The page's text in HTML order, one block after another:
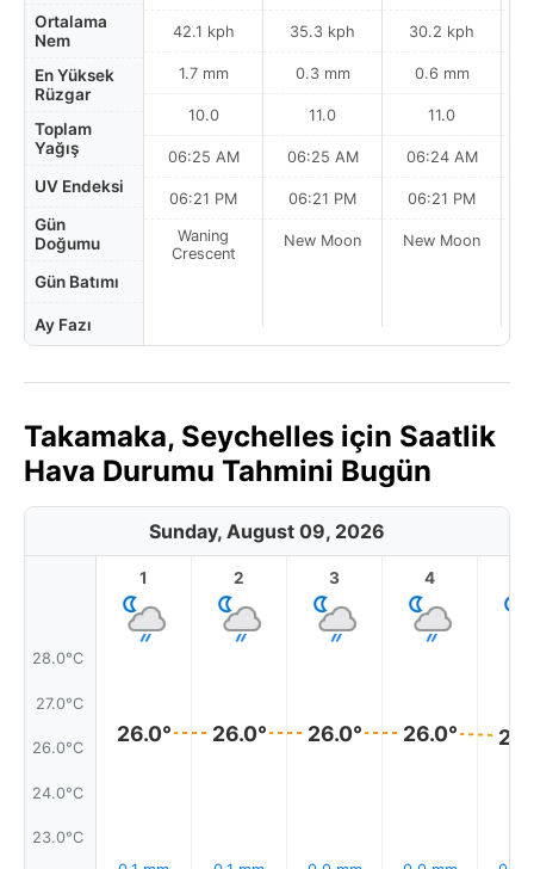
Ortalama
Nem
En Yüksek
Rüzgar
Toplam
Yağış
UV Endeksi
Gün
Doğumu
Gün Batımı
Ay Fazı
42.1 kph
1.7 mm
10.0
06:25 AM
06:21 PM
Waning
Crescent
35.3 kph
0.3 mm
11.0
06:25 AM
06:21 PM
New Moon
30.2 kph
0.6 mm
11.0
06:24 AM
06:21 PM
New Moon
Takamaka, Seychelles için Saatlik
Hava Durumu Tahmini Bugün
Sunday, August 09, 2026
28.0°C
27.0°C
26.0°C
24.0°C
23.0°C
1
26.0°
2
26.0°
3
26.0°
4
26.0°